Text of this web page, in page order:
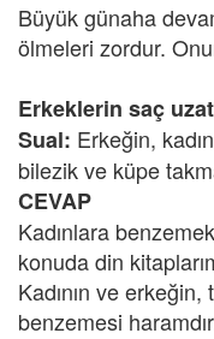
Büyük günaha
ölmeleri zordur.
Erkeklerin saç
Sual: Erkeğin,
bilezik ve küpe
CEVAP
Kadınlara
konuda din
Kadının ve
benzemesi